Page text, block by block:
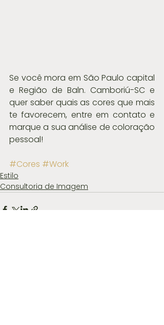
Se você mora em São Paulo capital
e Região de Baln. Camboriú-SC e
quer saber quais as cores que mais
te favorecem, entre em contato e
marque a sua análise de coloração
pessoal!
#Cores #Work
Estilo
Consultoria de Imagem